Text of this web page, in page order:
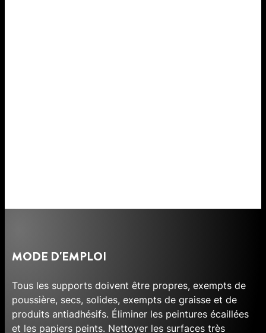
MODE D'EMPLOI
Tous les supports doivent être propres, exempts de
poussière, secs, solides, exempts de graisse et de
produits antiadhésifs. Éliminer les peintures écaillées
et les papiers peints. Nettoyer les surfaces très